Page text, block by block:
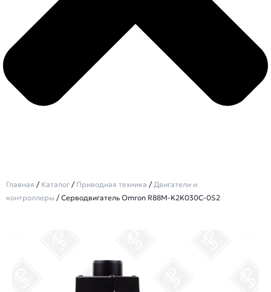
Главная / Каталог / Приводная техника /Двигатели и
контроллеры / Серводвигатель Omron R88M-K2K030C-0S2